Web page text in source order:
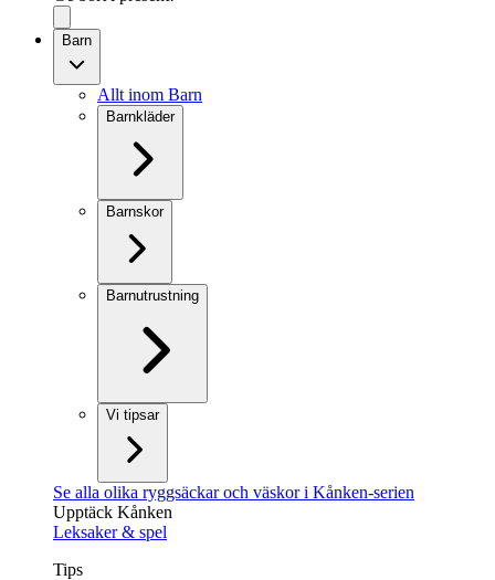
Barn
Allt inom Barn
Barnkläder
Barnskor
Barnutrustning
Vi tipsar
Se alla olika ryggsäckar och väskor i Kånken-serien
Upptäck Kånken
Leksaker & spel
Tips